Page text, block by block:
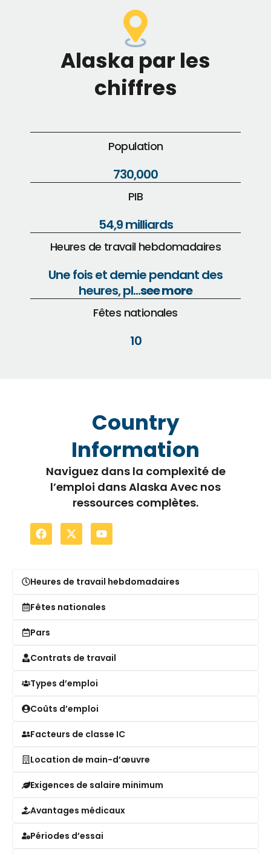
Alaska par les
chiffres
Population
730,000
PIB
54,9 milliards
Heures de travail hebdomadaires
Une fois et demie pendant des
heures, pl...see more
Fêtes nationales
10
Country
Information
Naviguez dans la complexité de
l’emploi dans Alaska Avec nos
ressources complètes.
Heures de travail hebdomadaires
Fêtes nationales
Pars
Contrats de travail
Types d’emploi
Coûts d’emploi
Facteurs de classe IC
Location de main-d’œuvre
Exigences de salaire minimum
Avantages médicaux
Périodes d’essai